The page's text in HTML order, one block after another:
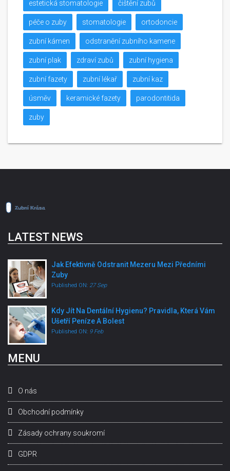
estetická stomatologie čištění zubů
péče o zuby stomatologie ortodoncie
zubní kámen odstranění zubního kamene
zubní plak zdraví zubů zubní hygiena
zubní fazety zubní lékař zubní kaz
úsměv keramické fazety parodontitida
zuby
LATEST NEWS
Jak Efektivně Odstranit Mezeru Mezi Předními
Zuby
Published ON: 27 Sep
Kdy Jít Na Dentální Hygienu? Pravidla, Která Vám
Ušetří Peníze A Bolest
Published ON: 9 Feb
MENU
O nás
Obchodní podmínky
Zásady ochrany soukromí
GDPR